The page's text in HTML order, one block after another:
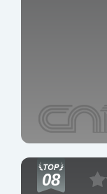
08